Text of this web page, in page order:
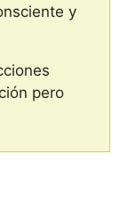
y
pero